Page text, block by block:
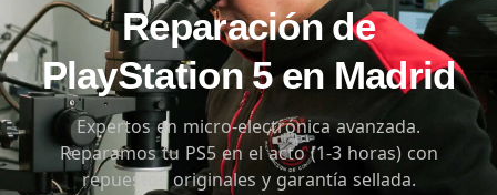
Reparación de
PlayStation 5 en Madrid
Expertos en micro-electrónica avanzada.
Reparamos tu PS5 en el acto (1-3 horas) con
repuestos originales y garantía sellada.